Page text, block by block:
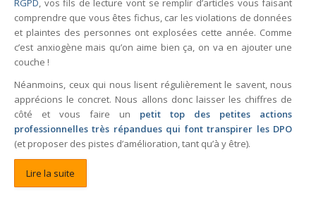
comprendre que vous êtes fichus, car les violations de données
et plaintes des personnes ont explosées cette année. Comme
c’est anxiogène mais qu’on aime bien ça, on va en ajouter une
couche !
Néanmoins, ceux qui nous lisent régulièrement le savent, nous
apprécions le concret. Nous allons donc laisser les chiffres de
côté et vous faire un petit top des petites actions
professionnelles très répandues qui font transpirer les DPO
(et proposer des pistes d’amélioration, tant qu’à y être).
Lire la suite